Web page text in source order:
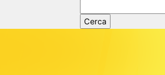
per: